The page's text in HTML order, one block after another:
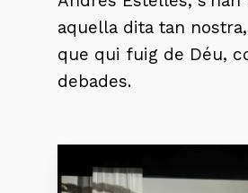
aquella dita tan
que qui fuig de Déu,
debades.